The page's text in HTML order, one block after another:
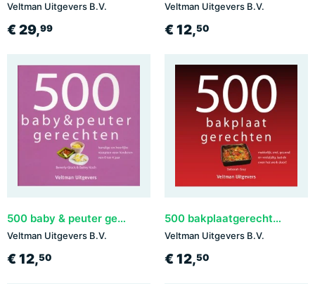
Veltman Uitgevers B.V.
€ 29,99
Veltman Uitgevers B.V.
€ 12,50
500 baby & peuter gerechten
Veltman Uitgevers B.V.
€ 12,50
500 bakplaatgerechten
Veltman Uitgevers B.V.
€ 12,50